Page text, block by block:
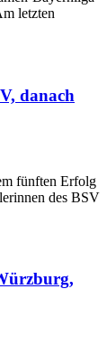
letzten
danach
fünften Erfolg
des BSV